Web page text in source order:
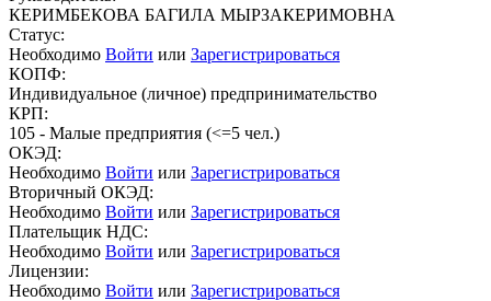
КЕРИМБЕКОВА БАГИЛА МЫРЗАКЕРИМОВНА
Статус:
Необходимо Войти или Зарегистрироваться
КОПФ:
Индивидуальное (личное) предпринимательство
КРП:
105 - Малые предприятия (<=5 чел.)
ОКЭД:
Необходимо Войти или Зарегистрироваться
Вторичный ОКЭД:
Необходимо Войти или Зарегистрироваться
Плательщик НДС:
Необходимо Войти или Зарегистрироваться
Лицензии:
Необходимо Войти или Зарегистрироваться